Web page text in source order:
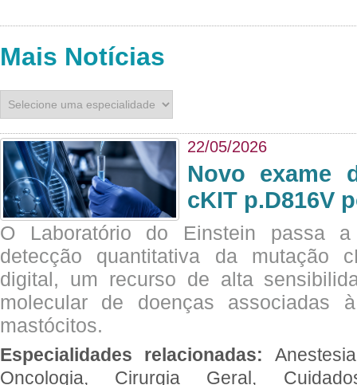
Mais Notícias
22/05/2026
Novo exame
cKIT p.D816V
O Laboratório do Einstein passa
detecção quantitativa da mutação
digital, um recurso de alta
molecular de doenças associadas
mastócitos.
Especialidades relacionadas:
Oncologia, Cirurgia Geral,